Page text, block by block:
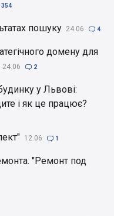
354
пошуку 24.06  4
домену для
24.06  2
у Львові:
і як це працює?
12.06  1
"Ремонт под